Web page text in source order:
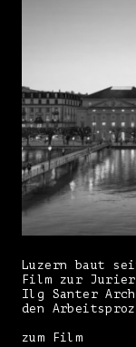
Luzern baut
Film zur
Ilg Santer
den
zum Film